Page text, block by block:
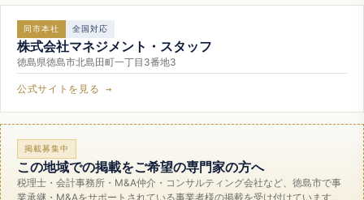
同市本社 全国対応
株式会社マネジメント・スタッフ
徳島県徳島市北島田町一丁目3番地3
公式サイトを見る →
掲載募集中
この地域での掲載をご希望の専門家の方へ
税理士・会計事務所・M&A仲介・コンサルティング会社など、徳島市で事
業承継・M&Aをサポートされている事業者様の掲載を受け付けています。